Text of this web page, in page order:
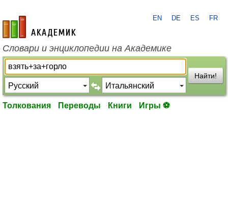
academic.ru
EN DE ES FR
Словари и энциклопедии на Академике
Найти!
Толкования Переводы Книги Игры ⚽